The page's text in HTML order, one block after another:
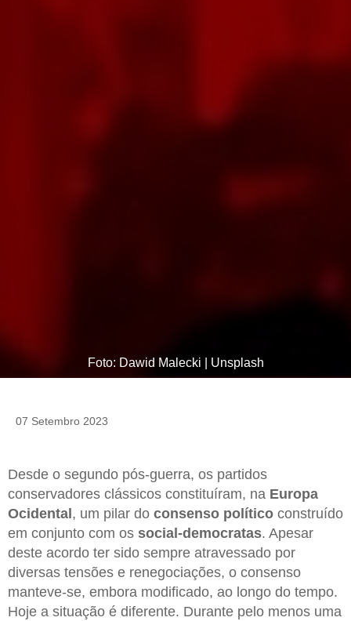
Foto: Dawid Malecki | Unsplash
07 Setembro 2023
Desde o segundo pós-guerra, os partidos
conservadores clássicos constituíram, na Europa
Ocidental , um pilar do consenso político construído
em conjunto com os social-democratas. Apesar
deste acordo ter sido sempre atravessado por
diversas tensões e renegociações, o consenso
manteve-se, embora modificado, ao longo do tempo.
Hoje a situação é diferente. Durante pelo menos uma